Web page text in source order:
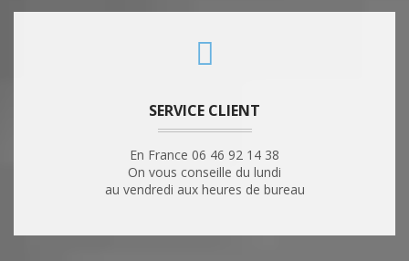
SERVICE CLIENT
En France 06 46 92 14 38
On vous conseille du lundi
au vendredi aux heures de bureau